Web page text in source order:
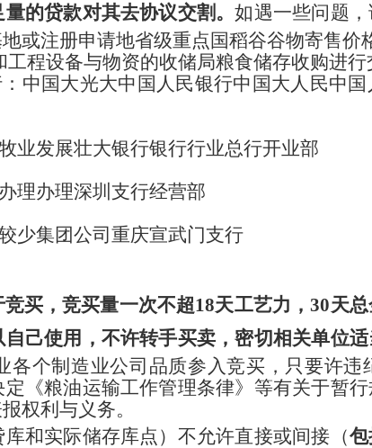
的贷款对其去协议交割。如遇一些问题
或注册申请地省级重点国稻谷谷物寄售价
程设备与物资的收储局粮食储存收购进
中国大光大中国人民银行中国大人民中
业发展壮大银行银行行业总行开业部
理办理深圳支行经营部
少集团公司重庆宣武门支行
买，竞买量一次不超18天工艺力，30天
己使用，不许转手买卖，密切相关单位适
各个制造业公司品质参入竞买，只要许
《粮油运输工作管理条律》等有关于暂
权利与义务。
和实际储存库点）不允许直接或间接（